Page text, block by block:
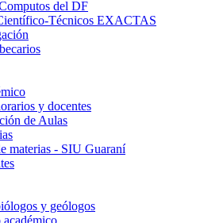
del DF
Técnicos EXACTAS
y docentes
de Aulas
materias - SIU Guaraní
y geólogos